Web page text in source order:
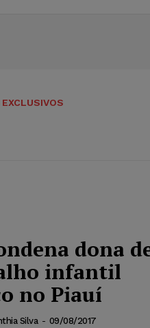
dona
infantil
no Piauí
Silva - 09/08/2017